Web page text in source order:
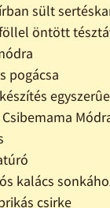
sült
öntött
pogácsa
kalács
csirke